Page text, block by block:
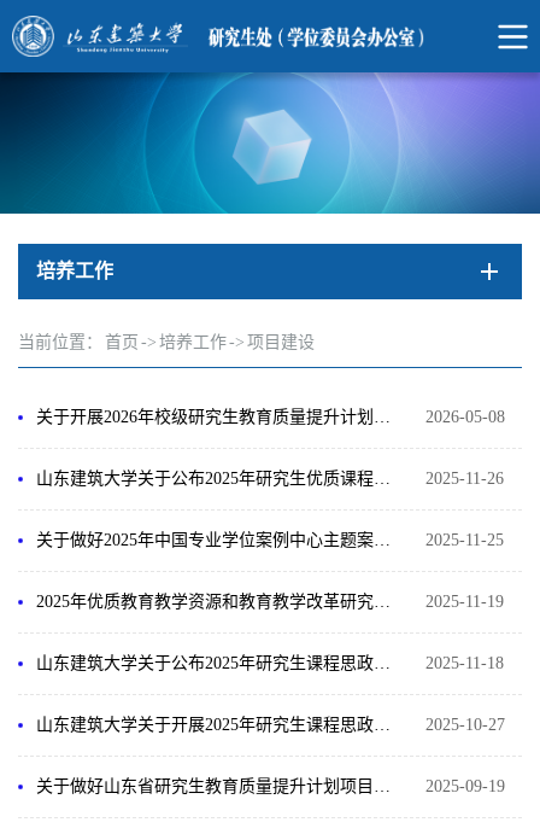
培养工作
当前位置： 首页 -> 培养工作-> 项目建设
2026-05-08
2025-11-26
2025-11-25
2025-11-19
2025-11-18
2025-10-27
2025-09-19